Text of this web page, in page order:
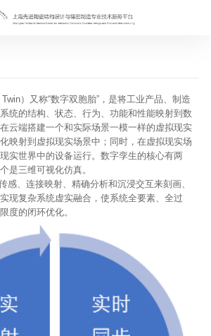
）又称“数字双胞胎”，是将工业产品、制造
统的结构、状态、行为、功能和性能映射到数
云端搭建一个和实际场景一模一样的虚拟现实
映射到虚拟现实场景中；同时，在虚拟现实场
实世界中的设备运行。数字孪生的核心有两
是三维可视化仿真。
、连接映射、精确分析和沉浸交互来刻画、
现复杂系统虚实融合，使系统全要素、全过
度的闭环优化。